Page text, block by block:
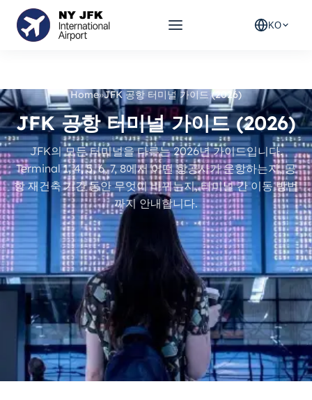
KO
Home»JFK 공항 터미널 가이드 (2026)
JFK 공항 터미널 가이드 (2026)
JFK의 모든 터미널을 다루는 2026년 가이드입니다.
Terminal 1, 4, 5, 6, 7, 8에서 어떤 항공사가 운항하는지, 공
항 재건축 기간 동안 무엇이 바뀌는지, 터미널 간 이동 방법
까지 안내합니다.